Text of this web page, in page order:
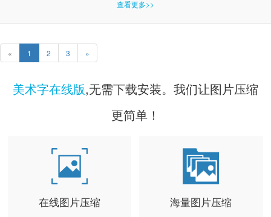
查看更多>>
« 1 2 3 »
美术字在线版,无需下载安装。我们让图片压缩
更简单！
在线图片压缩 海量图片压缩